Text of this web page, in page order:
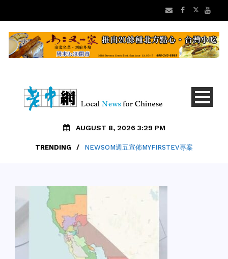
AUGUST 8, 2026 3:29 PM
TRENDING / NEWSOM週五宣佈MYFIRSTEV專案